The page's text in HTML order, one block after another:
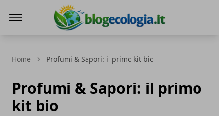
Home Profumi & Sapori: il primo kit bio
Profumi & Sapori: il primo
kit bio